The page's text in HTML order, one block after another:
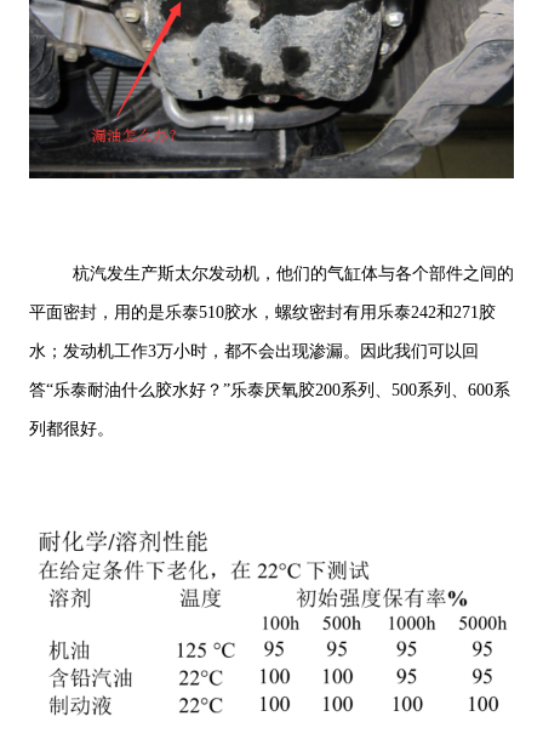
杭汽发生产斯太尔发动机，他们的气缸体与各个部件之间的
平面密封，用的是乐泰510胶水，螺纹密封有用乐泰242和271胶
水；发动机工作3万小时，都不会出现渗漏。因此我们可以回
答“乐泰耐油什么胶水好？”乐泰厌氧胶200系列、500系列、600系
列都很好。